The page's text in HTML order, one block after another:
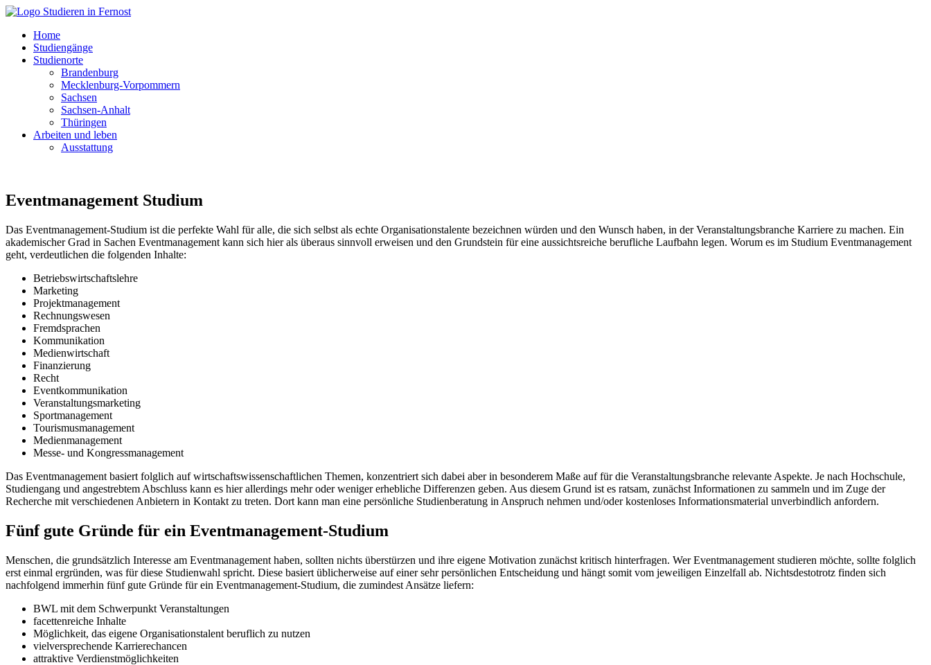
Home
Studiengänge
Studienorte
Brandenburg
Mecklenburg-Vorpommern
Sachsen
Sachsen-Anhalt
Thüringen
Arbeiten und leben
Ausstattung
Eventmanagement Studium
Das Eventmanagement-Studium ist die perfekte Wahl für alle, die sich selbst als echte Organisationstalente bezeichnen würden und den Wunsch haben, in der Veranstaltungsbranche Karriere zu machen. Ein
akademischer Grad in Sachen Eventmanagement kann sich hier als überaus sinnvoll erweisen und den Grundstein für eine aussichtsreiche berufliche Laufbahn legen. Worum es im Studium Eventmanagement
geht, verdeutlichen die folgenden Inhalte:
Betriebswirtschaftslehre
Marketing
Projektmanagement
Rechnungswesen
Fremdsprachen
Kommunikation
Medienwirtschaft
Finanzierung
Recht
Eventkommunikation
Veranstaltungsmarketing
Sportmanagement
Tourismusmanagement
Medienmanagement
Messe- und Kongressmanagement
Das Eventmanagement basiert folglich auf wirtschaftswissenschaftlichen Themen, konzentriert sich dabei aber in besonderem Maße auf für die Veranstaltungsbranche relevante Aspekte. Je nach Hochschule,
Studiengang und angestrebtem Abschluss kann es hier allerdings mehr oder weniger erhebliche Differenzen geben. Aus diesem Grund ist es ratsam, zunächst Informationen zu sammeln und im Zuge der
Recherche mit verschiedenen Anbietern in Kontakt zu treten. Dort kann man eine persönliche Studienberatung in Anspruch nehmen und/oder kostenloses Informationsmaterial unverbindlich anfordern.
Fünf gute Gründe für ein Eventmanagement-Studium
Menschen, die grundsätzlich Interesse am Eventmanagement haben, sollten nichts überstürzen und ihre eigene Motivation zunächst kritisch hinterfragen. Wer Eventmanagement studieren möchte, sollte folglich
erst einmal ergründen, was für diese Studienwahl spricht. Diese basiert üblicherweise auf einer sehr persönlichen Entscheidung und hängt somit vom jeweiligen Einzelfall ab. Nichtsdestotrotz finden sich
nachfolgend immerhin fünf gute Gründe für ein Eventmanagement-Studium, die zumindest Ansätze liefern:
BWL mit dem Schwerpunkt Veranstaltungen
facettenreiche Inhalte
Möglichkeit, das eigene Organisationstalent beruflich zu nutzen
vielversprechende Karrierechancen
attraktive Verdienstmöglichkeiten